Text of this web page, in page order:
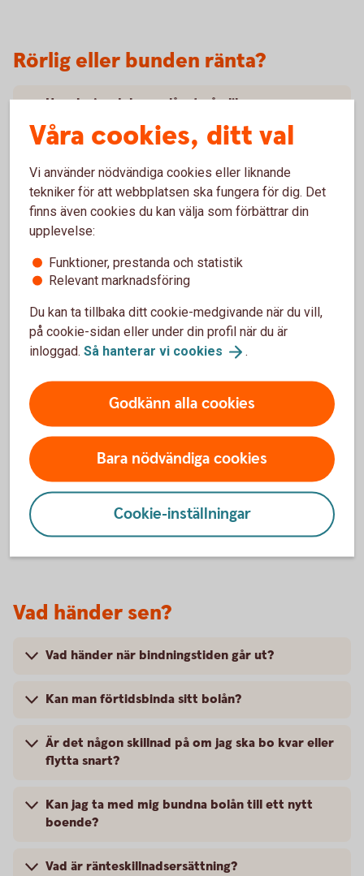
Rörlig eller bunden ränta?
Hur ska jag dela upp lånet på olika
räntebindningstider?
Vad är det för skillnad på rörlig och bunden
ränta?
Är inte rörlig ränta alltid mest fördelaktig?
Hur ska jag tänka om ränteläget?
ränteläge?
När ska jag binda eller inte binda?
Hur vet jag om det är rätt att binda räntan?
Kan jag binda räntan själv?
Vad händer sen?
Vad händer när bindningstiden går ut?
Kan man förtidsbinda sitt bolån?
Är det någon skillnad på om jag ska bo kvar eller
flytta snart?
Kan jag ta med mig bundna bolån till ett nytt
boende?
Vad är ränteskillnadsersättning?
Våra cookies, ditt val
Vi använder nödvändiga cookies eller liknande
tekniker för att webbplatsen ska fungera för dig. Det
finns även cookies du kan välja som förbättrar din
upplevelse:
Funktioner, prestanda och statistik
Relevant marknadsföring
Du kan ta tillbaka ditt cookie-medgivande när du vill,
på cookie-sidan eller under din profil när du är
inloggad. Så hanterar vi cookies .
Godkänn alla cookies
Bara nödvändiga cookies
Cookie-inställningar